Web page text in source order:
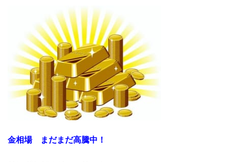
金相場 まだまだ高騰中！